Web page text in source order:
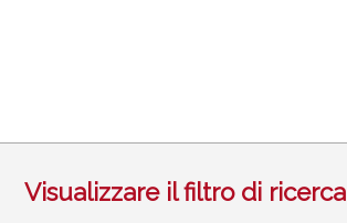
Visualizzare il filtro di ricerca